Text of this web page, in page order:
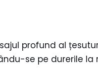
profund al
se pe durerile la